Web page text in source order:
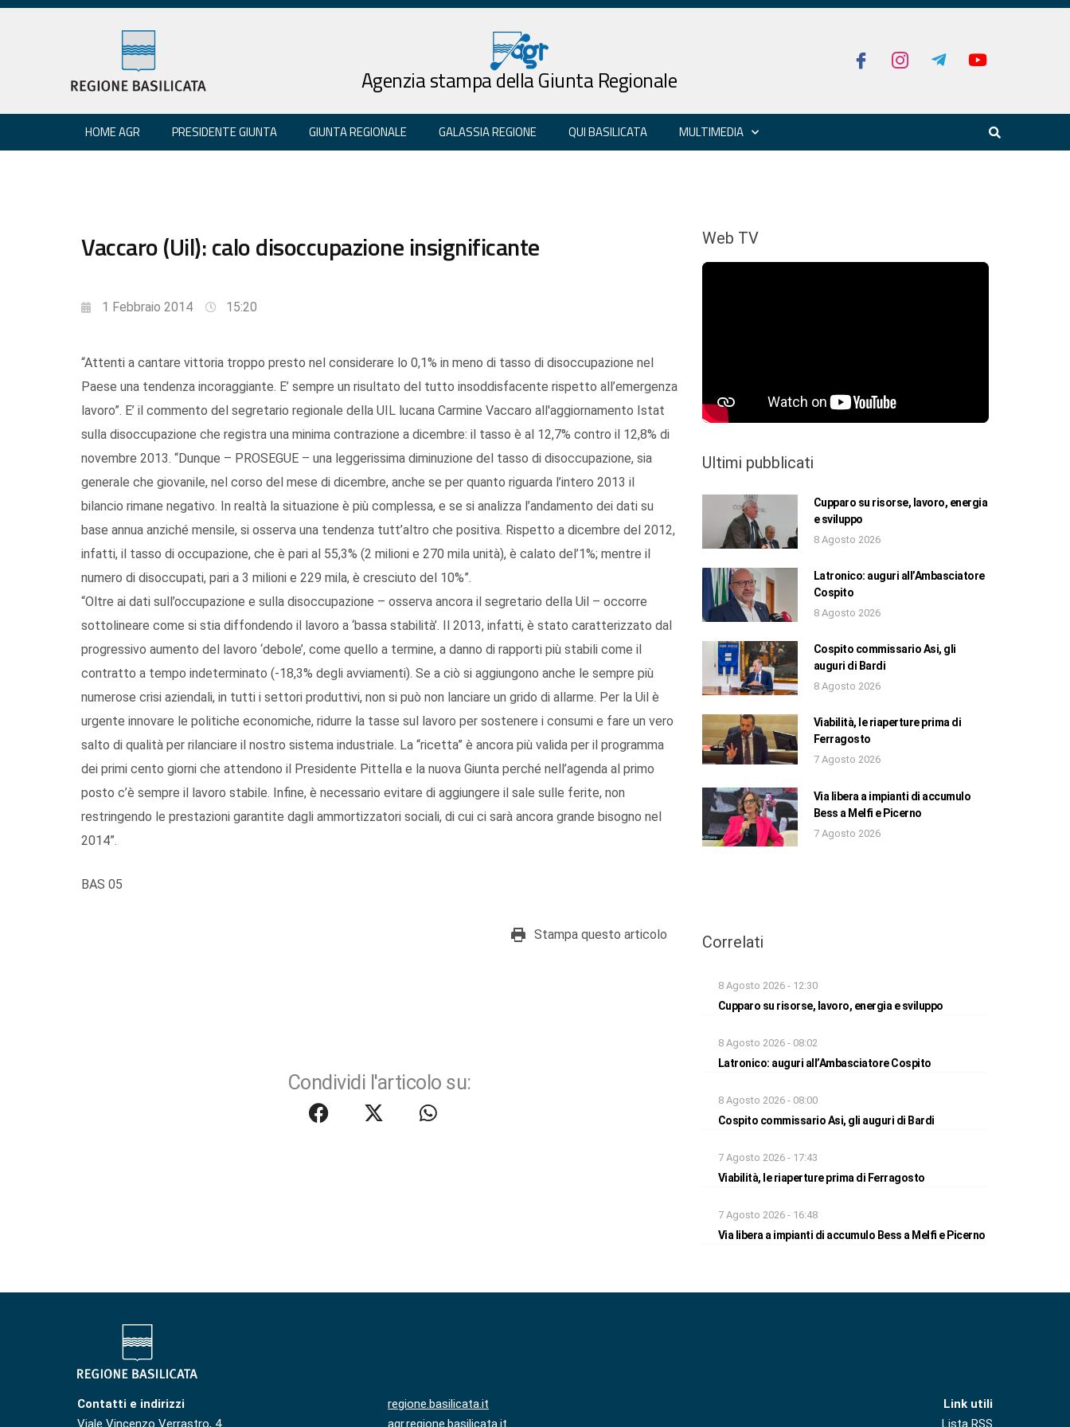
Agenzia stampa della Giunta Regionale
HOME AGR PRESIDENTE GIUNTA GIUNTA REGIONALE GALASSIA REGIONE QUI BASILICATA MULTIMEDIA
Vaccaro (Uil): calo disoccupazione insignificante
1 Febbraio 2014 15:20
“Attenti a cantare vittoria troppo presto nel considerare lo 0,1% in meno di tasso di disoccupazione nel
Paese una tendenza incoraggiante. E’ sempre un risultato del tutto insoddisfacente rispetto all’emergenza
lavoro”. E’ il commento del segretario regionale della UIL lucana Carmine Vaccaro all'aggiornamento Istat
sulla disoccupazione che registra una minima contrazione a dicembre: il tasso è al 12,7% contro il 12,8% di
novembre 2013. “Dunque – PROSEGUE – una leggerissima diminuzione del tasso di disoccupazione, sia
generale che giovanile, nel corso del mese di dicembre, anche se per quanto riguarda l’intero 2013 il
bilancio rimane negativo. In realtà la situazione è più complessa, e se si analizza l’andamento dei dati su
base annua anziché mensile, si osserva una tendenza tutt’altro che positiva. Rispetto a dicembre del 2012,
infatti, il tasso di occupazione, che è pari al 55,3% (2 milioni e 270 mila unità), è calato del’1%; mentre il
numero di disoccupati, pari a 3 milioni e 229 mila, è cresciuto del 10%”.
“Oltre ai dati sull’occupazione e sulla disoccupazione – osserva ancora il segretario della Uil – occorre
sottolineare come si stia diffondendo il lavoro a ‘bassa stabilità’. Il 2013, infatti, è stato caratterizzato dal
progressivo aumento del lavoro ‘debole’, come quello a termine, a danno di rapporti più stabili come il
contratto a tempo indeterminato (-18,3% degli avviamenti). Se a ciò si aggiungono anche le sempre più
numerose crisi aziendali, in tutti i settori produttivi, non si può non lanciare un grido di allarme. Per la Uil è
urgente innovare le politiche economiche, ridurre la tasse sul lavoro per sostenere i consumi e fare un vero
salto di qualità per rilanciare il nostro sistema industriale. La “ricetta” è ancora più valida per il programma
dei primi cento giorni che attendono il Presidente Pittella e la nuova Giunta perché nell’agenda al primo
posto c’è sempre il lavoro stabile. Infine, è necessario evitare di aggiungere il sale sulle ferite, non
restringendo le prestazioni garantite dagli ammortizzatori sociali, di cui ci sarà ancora grande bisogno nel
2014”.
BAS 05
Stampa questo articolo
Condividi l'articolo su:
Web TV
Ultimi pubblicati
Cupparo su risorse, lavoro, energia
e sviluppo
8 Agosto 2026
Latronico: auguri all’Ambasciatore
Cospito
8 Agosto 2026
Cospito commissario Asi, gli
auguri di Bardi
8 Agosto 2026
Viabilità, le riaperture prima di
Ferragosto
7 Agosto 2026
Via libera a impianti di accumulo
Bess a Melfi e Picerno
7 Agosto 2026
Correlati
8 Agosto 2026 - 12:30
Cupparo su risorse, lavoro, energia e sviluppo
8 Agosto 2026 - 08:02
Latronico: auguri all’Ambasciatore Cospito
8 Agosto 2026 - 08:00
Cospito commissario Asi, gli auguri di Bardi
7 Agosto 2026 - 17:43
Viabilità, le riaperture prima di Ferragosto
7 Agosto 2026 - 16:48
Via libera a impianti di accumulo Bess a Melfi e Picerno
Contatti e indirizzi
Viale Vincenzo Verrastro, 4
regione.basilicata.it
agr.regione.basilicata.it
Link utili
Lista RSS